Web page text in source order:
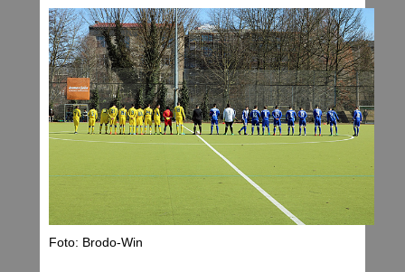
Foto: Brodo-Win